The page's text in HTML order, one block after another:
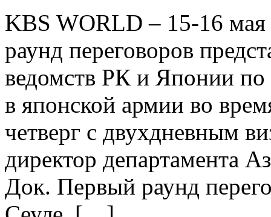
KBS WORLD – 15-16 мая
раунд переговоров
ведомств РК и Японии по
в японской армии во
четверг с двухдневным
директор
Док. Первый раунд